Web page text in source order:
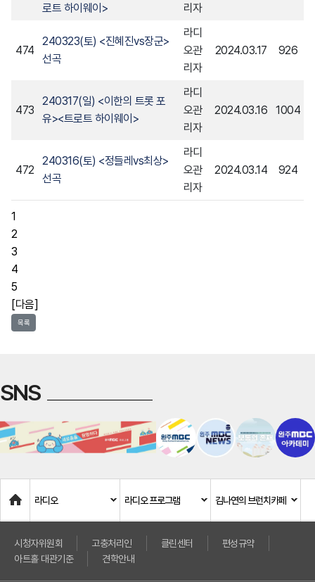
로트 하이웨이>
리자
474
240323(토) <진혜진vs장군>
선곡
라디
오관
리자
2024.03.17 926
473
240317(일) <이한의 트롯 포
유><트로트 하이웨이>
라디
오관
리자
2024.03.16 1004
472
240316(토) <정들레vs최상>
선곡
라디
오관
리자
2024.03.14 924
1
2
3
4
5
[다음]
목록
SNS
Home
라디오 라디오 프로그램 김나연의 브런치카페
시청자위원회 고충처리인 클린센터
편성규약
아트홀 대관기준
견학안내